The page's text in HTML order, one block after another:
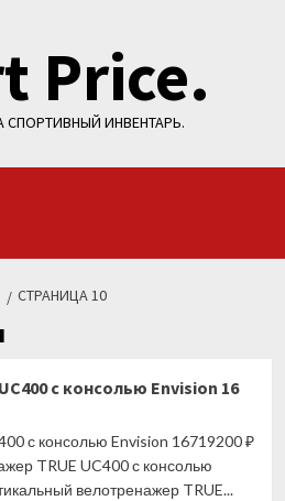
Price.
СПОРТИВНЫЙ ИНВЕНТАРЬ.
СТРАНИЦА 10
с консолью Envision 16
с консолью Envision 16719200 ₽
TRUE UC400 с консолью
велотренажер TRUE...